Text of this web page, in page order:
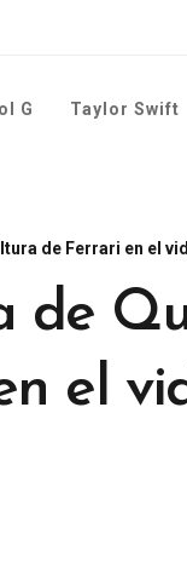
G Taylor Swift
de Ferrari en el
de
el